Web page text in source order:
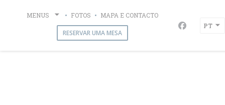
Le Thalassa
MENUS FOTOS MAPA E CONTACTO
RESERVAR UMA MESA Facebook
PT